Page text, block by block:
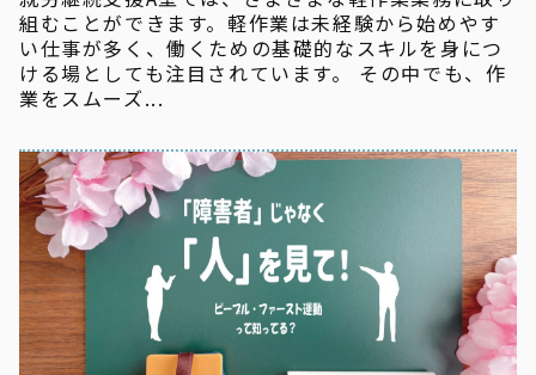
組むことができます。軽作業は未経験から始めやす
い仕事が多く、働くための基礎的なスキルを身につ
ける場としても注目されています。 その中でも、作
業をスムーズ...
新着情報